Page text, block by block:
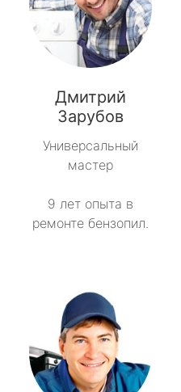
Дмитрий
Зарубов
Универсальный
мастер
9 лет опыта в
ремонте бензопил.